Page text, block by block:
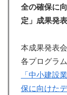
全の確保に
定」成果発
本成果発表
各プログラ
「中小建設
保に向けた